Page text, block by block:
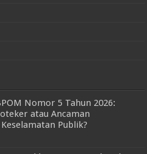
Nomor 5 Tahun 2026:
atau Ancaman
Publik?